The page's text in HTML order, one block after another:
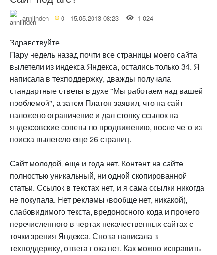
annlinden 0 15.05.2013 08:23 1 024
Здравствуйте.
Пару недель назад почти все страницы моего сайта
вылетели из индекса Яндекса, остались только 34. Я
написала в техподдержку, дважды получала
стандартные ответы в духе "Мы работаем над вашей
проблемой", а затем Платон заявил, что на сайт
наложено ограничение и дал стопку ссылок на
яндексовские советы по продвижению, после чего из
поиска вылетело еще 26 страниц.
Сайт молодой, еще и года нет. Контент на сайте
полностью уникальный, ни одной скопированной
статьи. Ссылок в текстах нет, и я сама ссылки никогда
не покупала. Нет рекламы (вообще нет, никакой),
слабовидимого текста, вредоносного кода и прочего
перечисленного в чертах некачественных сайтах с
точки зрения Яндекса. Снова написала в
техподдержку, ответа пока нет. Как можно исправить